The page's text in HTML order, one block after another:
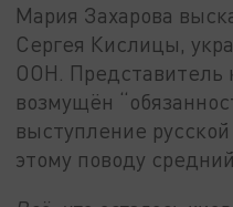
Мария Захарова
Сергея Кислицы,
ООН. Представитель
возмущён
выступление
этому поводу